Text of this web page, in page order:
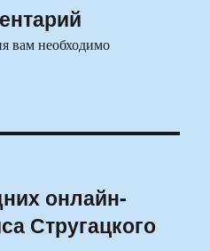
вам необходимо
онлайн-
Стругацкого